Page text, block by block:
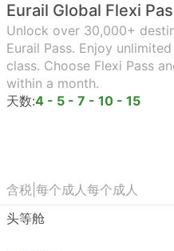
Eurail Global Flexi
Unlock over 30,000+
Eurail Pass. Enjoy
class. Choose Flexi Pass
within a month.
天数:4 - 5 - 7 - 10 - 15
含税 每个成人每个成人
头等舱